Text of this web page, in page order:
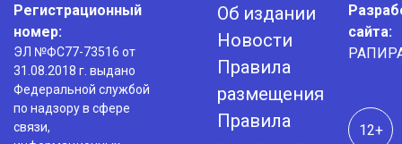
Регистрационный
номер:
ЭЛ №ФС77-73516 от
31.08.2018 г. выдано
Федеральной службой
по надзору в сфере
связи,
Об издании
Новости
Правила
размещения
Правила
сайта:
12+